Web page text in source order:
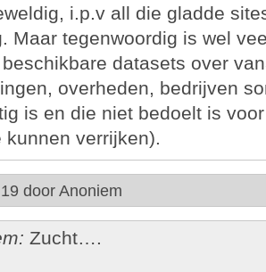
i.p.v all die gladde
Maar tegenwoordig is wel
datasets over
overheden, bedrijven
is en die niet bedoelt is
verrijken).
door Anoniem
Zucht….